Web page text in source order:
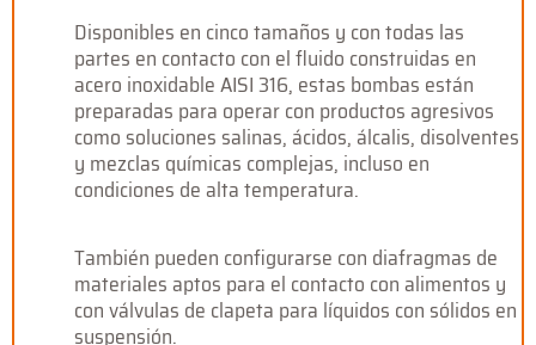
Disponibles en cinco tamaños y con todas las
partes en contacto con el fluido construidas en
acero inoxidable AISI 316, estas bombas están
preparadas para operar con productos agresivos
como soluciones salinas, ácidos, álcalis, disolventes
y mezclas químicas complejas, incluso en
condiciones de alta temperatura.
También pueden configurarse con diafragmas de
materiales aptos para el contacto con alimentos y
con válvulas de clapeta para líquidos con sólidos en
suspensión.